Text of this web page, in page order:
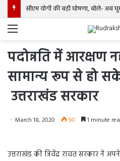
Menu
पदोन्नति में आरक्षण
सामान्य रूप से हो
उत्तराखंड सरकार
March 18, 2020 50 1 minute
उत्तराखंड की त्रिवेंद्र रावत सरकार ने